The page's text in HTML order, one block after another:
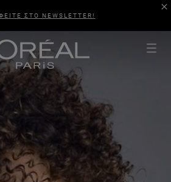
ΣΤΟ NEWSLETTER!